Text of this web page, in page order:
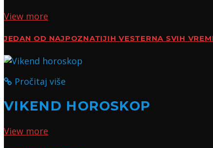
View more
JEDAN OD NAJPOZNATIJIH VESTERNA SVIH
Pročitaj više
VIKEND HOROSKOP
View more